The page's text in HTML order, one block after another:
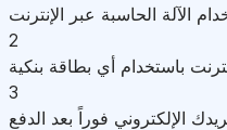
الآلة الحاسبة عبر الإنترنت
2
باستخدام أي بطاقة بنكية
3
الإلكتروني فوراً بعد الدفع